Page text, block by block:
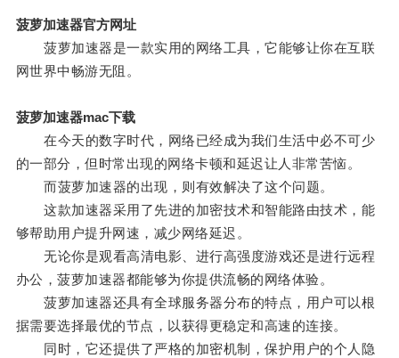
菠萝加速器官方网址
菠萝加速器是一款实用的网络工具，它能够让你在互联
网世界中畅游无阻。
菠萝加速器mac下载
在今天的数字时代，网络已经成为我们生活中必不可少
的一部分，但时常出现的网络卡顿和延迟让人非常苦恼。
而菠萝加速器的出现，则有效解决了这个问题。
这款加速器采用了先进的加密技术和智能路由技术，能
够帮助用户提升网速，减少网络延迟。
无论你是观看高清电影、进行高强度游戏还是进行远程
办公，菠萝加速器都能够为你提供流畅的网络体验。
菠萝加速器还具有全球服务器分布的特点，用户可以根
据需要选择最优的节点，以获得更稳定和高速的连接。
同时，它还提供了严格的加密机制，保护用户的个人隐